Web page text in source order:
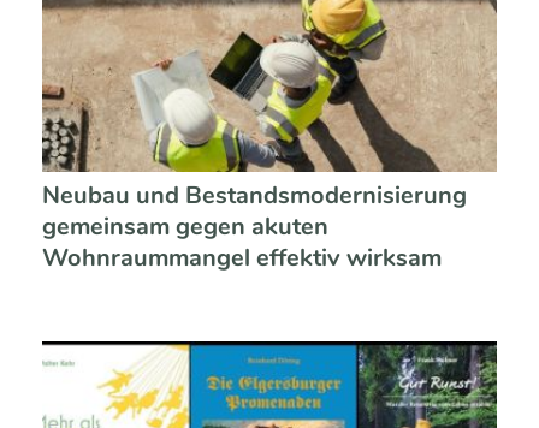
Neubau und Bestandsmodernisierung
gemeinsam gegen akuten
Wohnraummangel effektiv wirksam